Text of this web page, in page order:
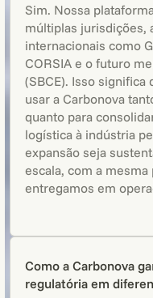
Sim. Nossa
múltiplas jurisdições,
internacionais como
CORSIA e o futuro
(SBCE). Isso
usar a Carbonova
quanto para
logística à indústria
expansão seja
escala, com a
entregamos em
Como a Carbonova
regulatória em